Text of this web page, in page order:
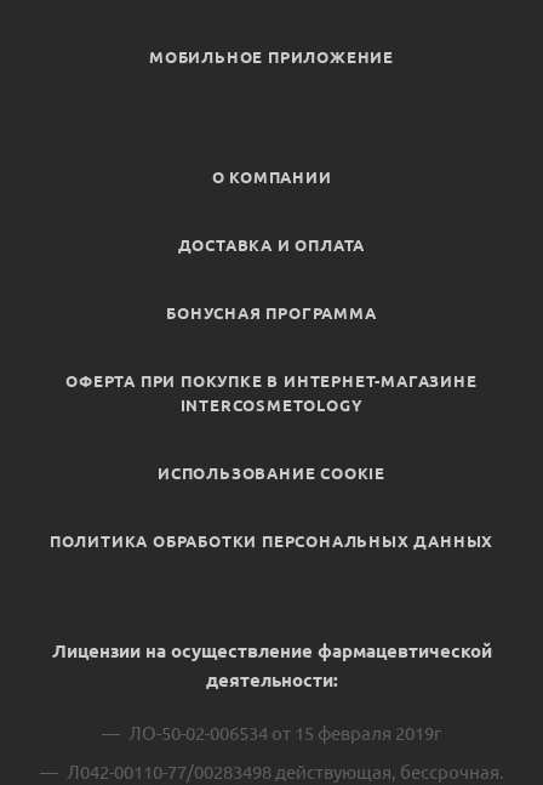
МОБИЛЬНОЕ ПРИЛОЖЕНИЕ
О КОМПАНИИ
ДОСТАВКА И ОПЛАТА
БОНУСНАЯ ПРОГРАММА
ОФЕРТА ПРИ ПОКУПКЕ В ИНТЕРНЕТ-МАГАЗИНЕ
INTERCOSMETOLOGY
ИСПОЛЬЗОВАНИЕ COOKIE
ПОЛИТИКА ОБРАБОТКИ ПЕРСОНАЛЬНЫХ ДАННЫХ
Лицензии на осуществление фармацевтической
деятельности:
ЛО-50-02-006534 от 15 февраля 2019г
Л042-00110-77/00283498 действующая, бессрочная.